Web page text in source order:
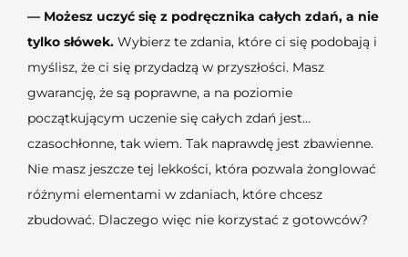
— Możesz uczyć się z podręcznika całych zdań, a nie
tylko słówek. Wybierz te zdania, które ci się podobają i
myślisz, że ci się przydadzą w przyszłości. Masz
gwarancję, że są poprawne, a na poziomie
początkującym uczenie się całych zdań jest…
czasochłonne, tak wiem. Tak naprawdę jest zbawienne.
Nie masz jeszcze tej lekkości, która pozwala żonglować
różnymi elementami w zdaniach, które chcesz
zbudować. Dlaczego więc nie korzystać z gotowców?